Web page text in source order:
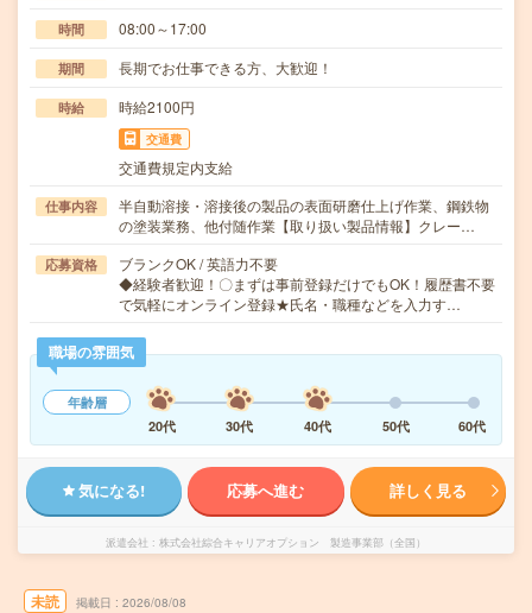
時間 08:00～17:00
期間 長期でお仕事できる方、大歓迎！
時給 時給2100円
交通費
交通費規定内支給
仕事内容
半自動溶接・溶接後の製品の表面研磨仕上げ作業、鋼鉄物
の塗装業務、他付随作業【取り扱い製品情報】クレー…
応募資格
ブランクOK / 英語力不要
◆経験者歓迎！〇まずは事前登録だけでもOK！履歴書不要
で気軽にオンライン登録★氏名・職種などを入力す…
職場の雰囲気
年齢層
20代
30代 40代 50代 60代
気になる! 応募へ進む 詳しく見る
派遣会社 株式会社綜合キャリアオプション 製造事業部（全国）
未読 掲載日 2026/08/08